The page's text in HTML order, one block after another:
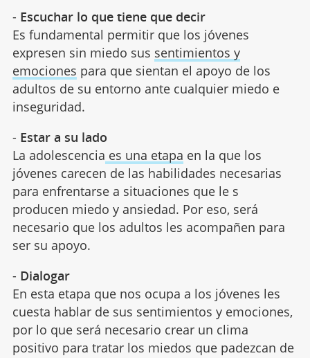
- Escuchar lo que tiene que decir
Es fundamental permitir que los jóvenes
expresen sin miedo sus sentimientos y
emociones para que sientan el apoyo de los
adultos de su entorno ante cualquier miedo e
inseguridad.
- Estar a su lado
La adolescencia es una etapa en la que los
jóvenes carecen de las habilidades necesarias
para enfrentarse a situaciones que le s
producen miedo y ansiedad. Por eso, será
necesario que los adultos les acompañen para
ser su apoyo.
- Dialogar
En esta etapa que nos ocupa a los jóvenes les
cuesta hablar de sus sentimientos y emociones,
por lo que será necesario crear un clima
positivo para tratar los miedos que padezcan de